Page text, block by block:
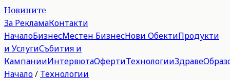
Новините
За РекламаКонтакти
НачалоБизнесМестен БизнесНови ОбектиПродукти
и УслугиСъбития и
КампанииИнтервютаОфертиТехнологииЗдраве
Начало/ Технологии